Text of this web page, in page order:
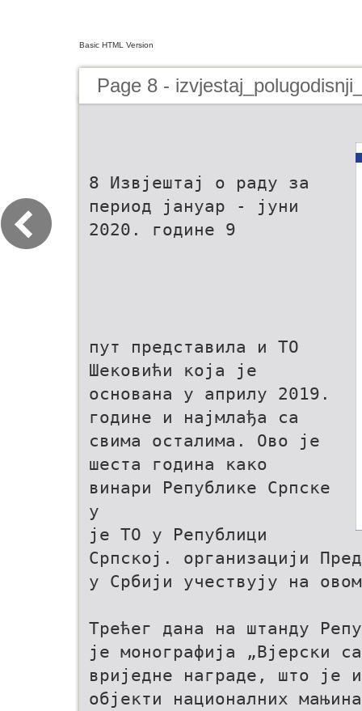
Basic HTML Version
Page 8 -
8 Извјештај о раду за
период јануар - јуни
2020. године 9
пут представила и ТО
Шековићи која је
основана у априлу 2019.
године и најмлађа са
свима осталима. Ово је
шеста година како
винари Републике Српске
у
је ТО у Републици
Српској. организацији
у Србији учествују на овом
Трећег дана на штанду
је монографија „Вјерски
вриједне награде, што је
објекти националних